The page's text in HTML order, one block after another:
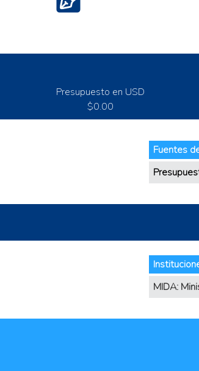
Presupuesto en USD
$0.00
Fuentes
MIDA: